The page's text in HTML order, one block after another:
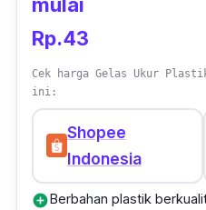
Rp.43
Cek harga Gelas Ukur
ini:
Shopee
Indonesia
add_circleBerbahan plastik